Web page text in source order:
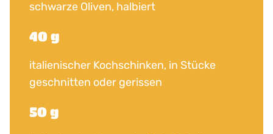
schwarze Oliven, halbiert
40 g
italienischer Kochschinken, in Stücke
geschnitten oder gerissen
50 g